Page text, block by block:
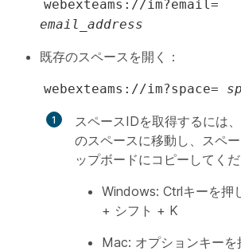
webexteams://im?email=
email_address
既存のスペースを開く：
webexteams://im?space=
スペースIDを取得するには
のスペースに移動し、スペ
ップボードにコピーしてくだ
Windows: Ctrlキーを押
+ シフト + K
Mac: オプションキーを